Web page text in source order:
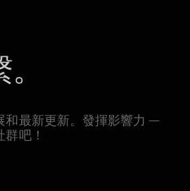
和最新更新。發揮影響力 —
吧！